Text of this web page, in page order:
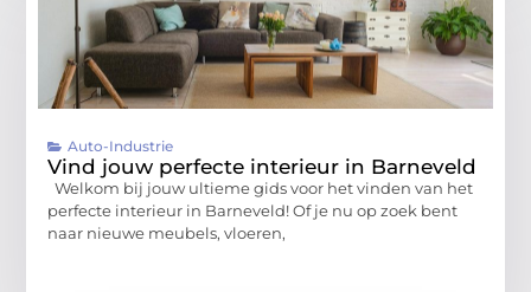
Auto-Industrie
Vind jouw perfecte interieur in Barneveld
Welkom bij jouw ultieme gids voor het vinden van het
perfecte interieur in Barneveld! Of je nu op zoek bent
naar nieuwe meubels, vloeren,